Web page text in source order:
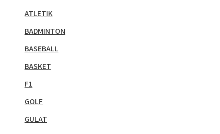
ATLETIK
BADMINTON
BASEBALL
BASKET
F1
GOLF
GULAT